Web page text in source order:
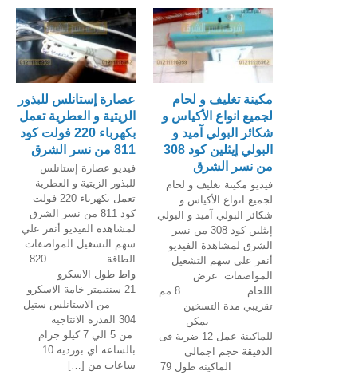
عصارة إستانلس للبذور
الزيتية و العطرية تعمل
بكهرباء 220 فولت كود
811 من نسر الشرق
فيديو عصارة إستانلس
للبذور الزيتية و العطرية
تعمل بكهرباء 220 فولت
كود 811 من نسر الشرق
لمشاهدة الفيديو أنقر علي
سهم التشغيل المواصفات
الطاقة 820
واط طول الاسكرو
21 سنتيمتر خامة الاسكرو
من الاستانلس ستيل
304 القدره الانتاجيه
من 5 الي 7 كيلو جرام
بالساعه اي بورديه 10
ساعات من […]
مكينة تغليف و لحام
لجميع انواع الأكياس و
شكائر البولي آميد و
البولي إيثلين كود 308
من نسر الشرق
فيديو مكينة تغليف و لحام
لجميع انواع الأكياس و
شكائر البولي آميد و البولي
إيثلين كود 308 من نسر
الشرق لمشاهدة الفيديو
أنقر علي سهم التشغيل
المواصفات عرض
اللحام 8 مم
تقريبي مدة التسخين
يمكن
للماكينة عمل 12 ضربة فى
الدقيقة حجم اجمالي
الماكينة طول 79